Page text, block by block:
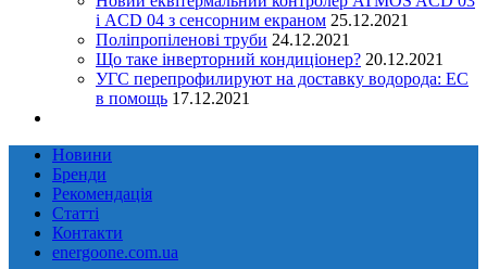
і ACD 04 з сенсорним екраном 25.12.2021
Поліпропіленові труби 24.12.2021
Що таке інверторний кондиціонер? 20.12.2021
УГС перепрофилируют на доставку водорода: EC
в помощь 17.12.2021
Новини
Бренди
Рекомендація
Статті
Контакти
energoone.com.ua